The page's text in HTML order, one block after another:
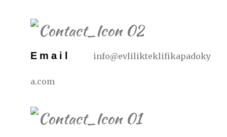
Email info@evlilikteklifikapadoky
a.com